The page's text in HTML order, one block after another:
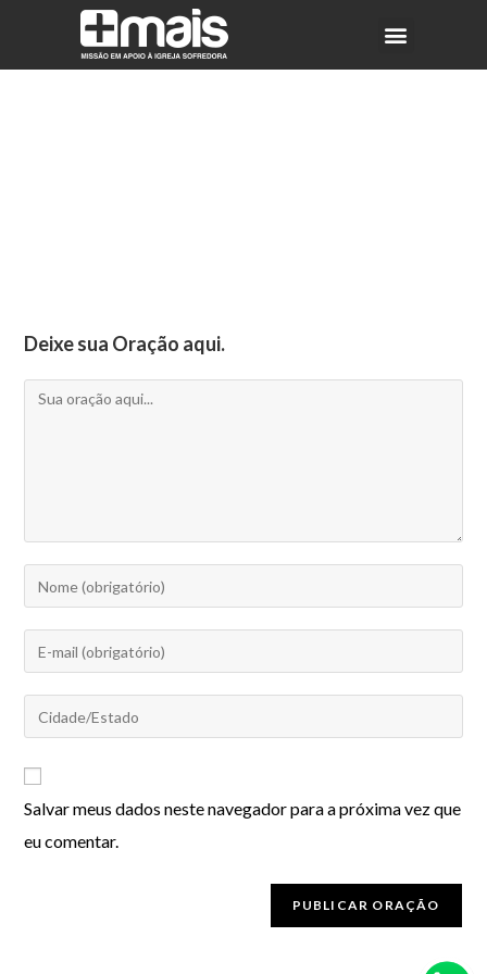
Deixe sua Oração aqui.
Salvar meus dados neste navegador para a próxima vez que
eu comentar.